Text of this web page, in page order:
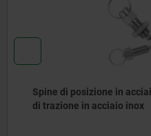
Spine di posizione in
di trazione in acciaio inox